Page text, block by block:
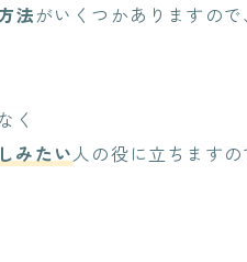
法がいくつかありますの
く
みたい人の役に立ちます